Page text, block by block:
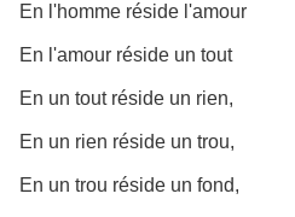
En l'homme réside l'amour
En l'amour réside un tout
En un tout réside un rien,
En un rien réside un trou,
En un trou réside un fond,